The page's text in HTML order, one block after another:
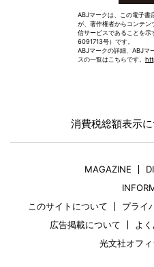
ABJマークは、この電子書
が、著作権者からコンテン
信サービスであることを
6091713号）です。
ABJマークの詳細、ABJマ
スの一覧はこちらです。
消費税総額表示
MAGAZINE
このサイトについて
プライ
広告掲載について
よ
光文社オフ